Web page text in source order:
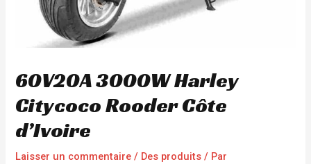
60V20A 3000W Harley
Citycoco Rooder Côte
d’Ivoire
Laisser un commentaire / Des produits / Par